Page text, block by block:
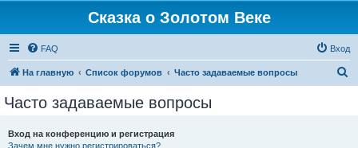
Сказка о Золотом Веке
FAQ Вход
На главную Список форумов Часто задаваемые вопросы
Часто задаваемые вопросы
Вход на конференцию и регистрация
Зачем мне нужно регистрироваться?